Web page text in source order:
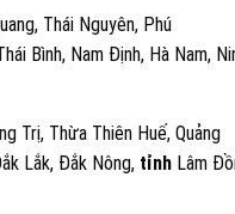
Thái Nguyên, Phú
Bình, Nam Định, Hà Nam,
Trị, Thừa Thiên Huế, Quảng
Lắk, Đắk Nông, tỉnh Lâm